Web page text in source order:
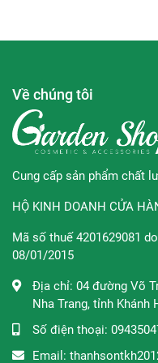
dưỡng chất, tăng độ
- Đầu bi lăn giúp tăng
lại hiệu quả massage,
- Dưỡng ẩm và giúp
Ưu điểm
- Đầu bi lăn tiện lợi, bạn
trước khi sử dụng. Việc
mắt thư giãn hơn rất
- Không cần bôi sản
vi khuẩn, vùng mắt nhạy
Về chúng tôi
Cung cấp sản phẩm chất
HỘ KINH DOANH CỬA
Mã số thuế 4201629081
08/01/2015
Địa chỉ: 04 đường Võ
Nha Trang, tỉnh Khánh
Số điện thoại:
Email: